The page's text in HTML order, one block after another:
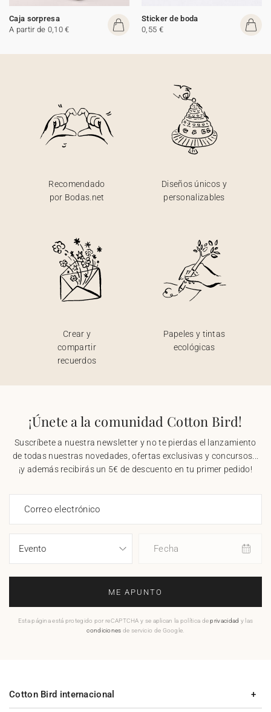
Caja sorpresa
A partir de 0,10 €
Sticker de boda
0,55 €
Recomendado
por Bodas.net
Diseños únicos y
personalizables
Crear y
compartir
recuerdos
Papeles y tintas
ecológicas
¡Únete a la comunidad Cotton Bird!
Suscríbete a nuestra newsletter y no te pierdas el lanzamiento
de todas nuestras novedades, ofertas exclusivas y concursos...
¡y además recibirás un 5€ de descuento en tu primer pedido!
Correo electrónico
Fecha
ME APUNTO
Esta página está protegido por reCAPTCHA y se aplican la política deprivacidad y las
condiciones de servicio de Google.
Cotton Bird internacional